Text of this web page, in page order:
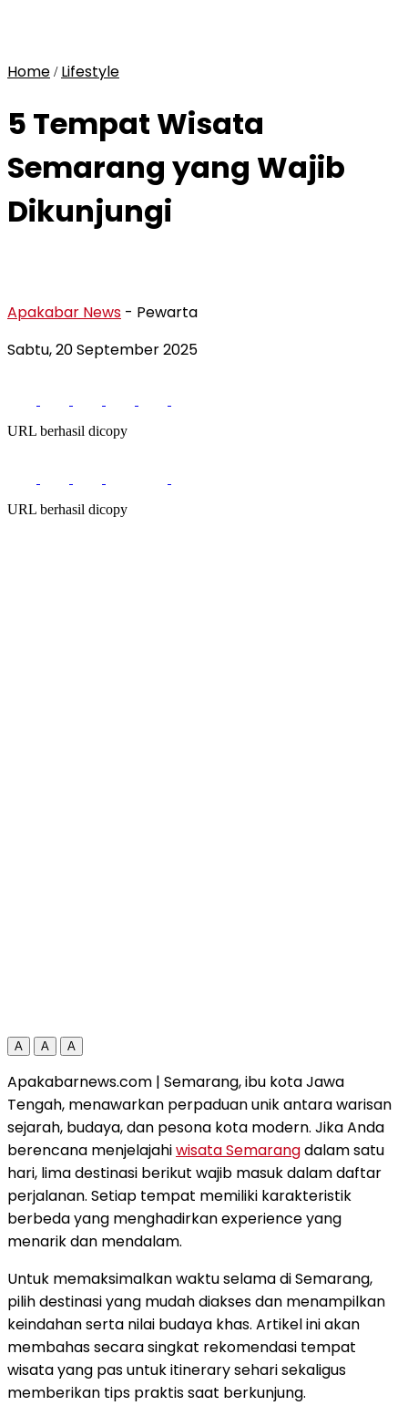
Home / Lifestyle
5 Tempat Wisata
Semarang yang Wajib
Dikunjungi
Apakabar News - Pewarta
Sabtu, 20 September 2025
URL berhasil dicopy
URL berhasil dicopy
A A A
Apakabarnews.com | Semarang, ibu kota Jawa
Tengah, menawarkan perpaduan unik antara warisan
sejarah, budaya, dan pesona kota modern. Jika Anda
berencana menjelajahiwisata Semarangdalam satu
hari, lima destinasi berikut wajib masuk dalam daftar
perjalanan. Setiap tempat memiliki karakteristik
berbeda yang menghadirkan experience yang
menarik dan mendalam.
Untuk memaksimalkan waktu selama di Semarang,
pilih destinasi yang mudah diakses dan menampilkan
keindahan serta nilai budaya khas. Artikel ini akan
membahas secara singkat rekomendasi tempat
wisata yang pas untuk itinerary sehari sekaligus
memberikan tips praktis saat berkunjung.